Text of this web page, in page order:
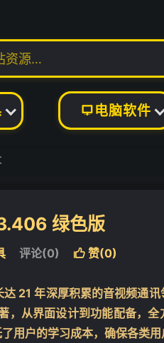
 电脑软件
绿色版
评论(0)  赞(0)
21 年深厚积累的音视频通
从界面设计到功能配备，全
用户的学习成本，确保各类